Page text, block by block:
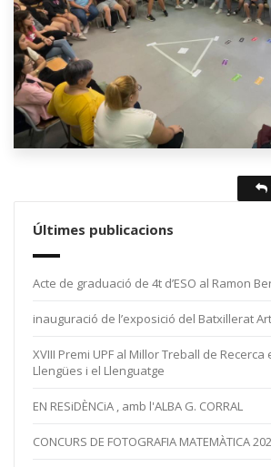
Últimes publicacions
Acte de graduació de 4t d’ESO al Ramon
inauguració de l’exposició del Batxillerat
XVIII Premi UPF al Millor Treball de
Llengües i el Llenguatge
EN RESiDÈNCiA , amb l'ALBA G. CORRAL
CONCURS DE FOTOGRAFIA MATEMÀTICA